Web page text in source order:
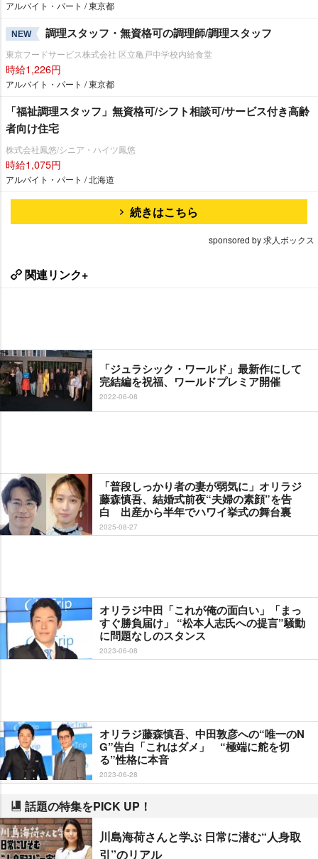
アルバイト・パート / 東京都
NEW 調理スタッフ・無資格可の調理師/調理スタッフ
東京フードサービス株式会社 区立亀戸中学校内給食堂
時給1,226円
アルバイト・パート / 東京都
「福祉調理スタッフ」無資格可/シフト相談可/サービス付き高齢
者向け住宅
株式会社鳳悠/シニア・ハイツ鳳悠
時給1,075円
アルバイト・パート / 北海道
続きはこちら
sponsored by 求人ボックス
関連リンク+
「ジュラシック・ワールド」最新作にして
完結編を祝福、ワールドプレミア開催
2022-06-08
「普段しっかり者の妻が弱気に」オリラジ
藤森慎吾、結婚式前夜“夫婦の素顔”を告
白 出産から半年でハワイ挙式の舞台裏
2025-08-27
オリラジ中田「これが俺の面白い」「まっ
すぐ勝負届け」 “松本人志氏への提言”騒動
に問題なしのスタンス
2023-06-08
オリラジ藤森慎吾、中田敦彦への“唯一のN
G”告白「これはダメ」 “極端に舵を切
る”性格に本音
2023-06-28
話題の特集をPICK UP！
川島海荷さんと学ぶ 日常に潜む“人身取
引”のリアル